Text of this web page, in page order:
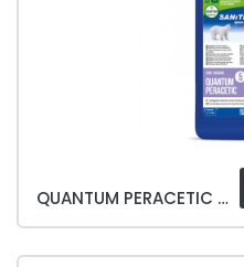
QUANTUM PERACETIC MOP WASHING